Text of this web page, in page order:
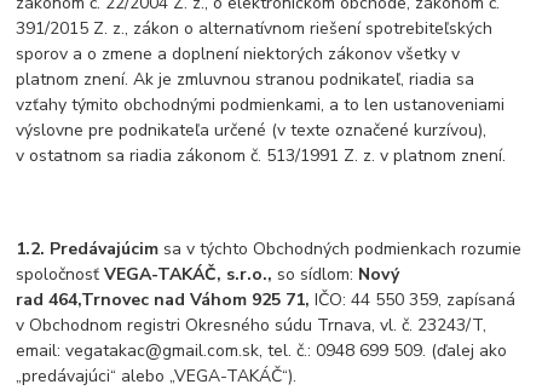
391/2015 Z. z., zákon o alternatívnom riešení spotrebiteľských
sporov a o zmene a doplnení niektorých zákonov všetky v
platnom znení. Ak je zmluvnou stranou podnikateľ, riadia sa
vzťahy týmito obchodnými podmienkami, a to len ustanoveniami
výslovne pre podnikateľa určené (v texte označené kurzívou),
v ostatnom sa riadia zákonom č. 513/1991 Z. z. v platnom znení.
1.2. Predávajúcim sa v týchto Obchodných podmienkach rozumie
spoločnosťVEGA-TAKÁČ, s.r.o., so sídlom: Nový
rad 464,Trnovec nad Váhom 925 71,IČO: 44 550 359, zapísaná
v Obchodnom registri Okresného súdu Trnava, vl. č. 23243/T,
email: vegatakac@gmail.com.sk, tel. č.: 0948 699 509. (ďalej ako
„predávajúci“ alebo „VEGA-TAKÁČ“).